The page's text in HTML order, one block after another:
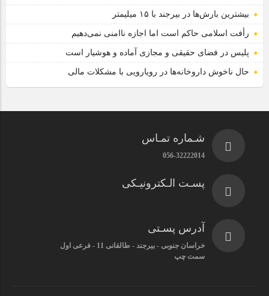
بیشترین بارش‌ها در بیرجند با ۱۵ میلیمتر
رأفت اسلامی حاکم است اما اجازه ناامنی نمی‌دهیم
پلیس در فضای حقیقی و مجازی آماده و هوشیار است
حال ناخوش داروخانه‌ها در رویارویی با مشکلات مالی
شـماره تمـاس
056-32222014
پسـت الـکترونیـکی
آدرس پسـتی
خراسان جنوبی - بیرجند - طالقانی 11 - فرعی اول
سمت چپ